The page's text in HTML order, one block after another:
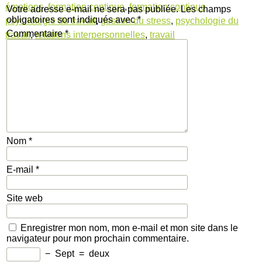
émotions,formation continue,formation continue
psychologie du travail,gestion du stress, psychologie du
travail,relations interpersonnelles, travail
Votre adresse e-mail ne sera pas publiée. Les champs
obligatoires sont indiqués avec*
Commentaire*
Nom *
E-mail *
Site web
Enregistrer mon nom, mon e-mail et mon site dans le
navigateur pour mon prochain commentaire.
− Sept = deux